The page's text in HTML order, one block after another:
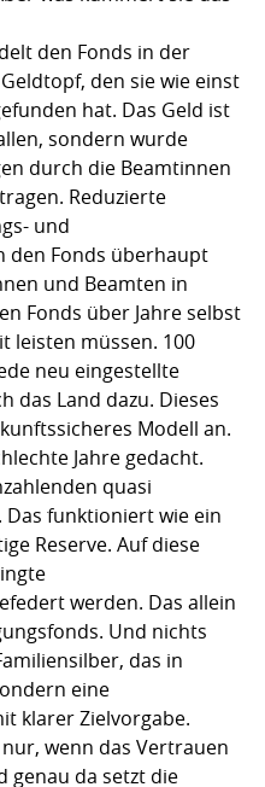
den Fonds in der
den sie wie einst
hat. Das Geld ist
sondern wurde
durch die Beamtinnen
Reduzierte
und
den Fonds überhaupt
und Beamten in
Fonds über Jahre selbst
leisten müssen. 100
neu eingestellte
das Land dazu. Dieses
Modell an.
Jahre gedacht.
quasi
funktioniert wie ein
Reserve. Auf diese
werden. Das allein
Und nichts
das in
eine
klarer Zielvorgabe.
wenn das Vertrauen
genau da setzt die